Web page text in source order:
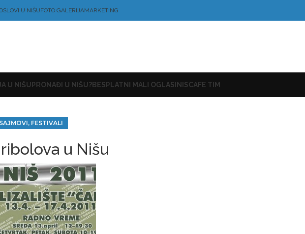
U NIŠUFOTO GALERIJAMARKETING
U NIŠU PRONAĐI U NIŠU?BESPLATNI MALI OGLASI NISCAFE TIM
FESTIVALI
u Nišu